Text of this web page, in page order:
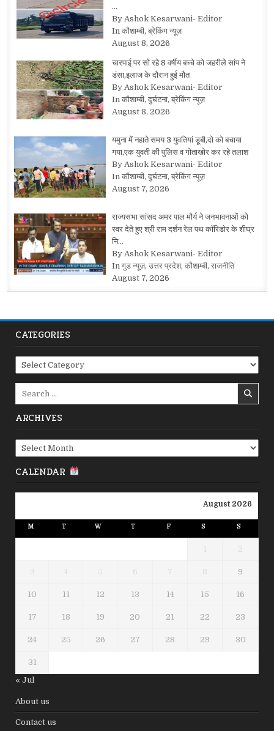
…
By Ashok Kesarwani- Editor
In कौशाम्बी, ब्रेकिंग न्यूज़
August 8, 2026
चारपाई पर सो रहे 8 वर्षीय बच्चे को जहरीले सांप ने
डंसा,इलाज के दौरान हुई मौत
By Ashok Kesarwani- Editor
In कौशाम्बी, दुर्घटना, ब्रेकिंग न्यूज़
August 8, 2026
यमुना में नहाते समय 3 युवतियां डूबी,दो को बचाया
गया,एक युवती की पुलिस व गोताखोर कर रहे तलाश
By Ashok Kesarwani- Editor
In कौशाम्बी, दुर्घटना, ब्रेकिंग न्यूज़
August 7, 2026
राज्यसभा सांसद अमर पाल मौर्य ने जनभावनाओं को
स्वर देते हुए श्री राम दर्शन रेल पथ कॉरिडोर के शीघ्र
नि…
By Ashok Kesarwani- Editor
In गुड न्यूज़, उत्तर प्रदेश, कौशाम्बी, राजनीति
August 7, 2026
CATEGORIES
Categories
ARCHIVES
Archives
CALENDAR
August 2026
M T W T F S S
1 2
3 4 5 6 7 8 9
10 11 12 13 14 15 16
17 18 19 20 21 22 23
24 25 26 27 28 29 30
31
« Jul
About us
Contact us